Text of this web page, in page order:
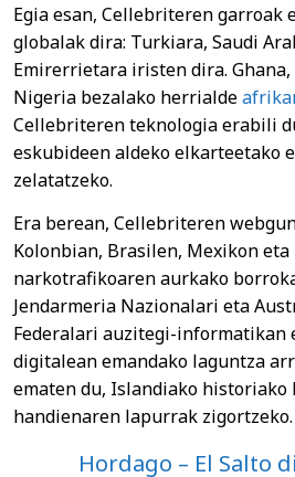
Egia esan, Cellebriteren garroak
globalak dira: Turkiara, Saudi
Emirerrietara iristen dira.
Nigeria bezalako herrialde
Cellebriteren teknologia erabili
eskubideen aldeko elkarteetako
zelatatzeko.
Era berean, Cellebriteren
Kolonbian, Brasilen, Mexikon
narkotrafikoaren aurkako
Jendarmeria Nazionalari eta
Federalari auzitegi-informatikan
digitalean emandako laguntza
ematen du, Islandiako
handienaren lapurrak zigortzeko.
Hordago – El Salto